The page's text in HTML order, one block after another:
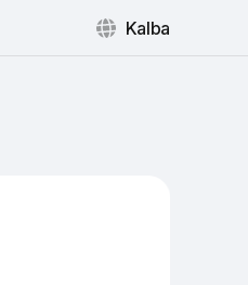
Kalba